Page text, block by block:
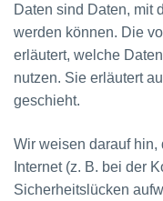
Daten sind Daten, mit
werden können. Die
erläutert, welche
nutzen. Sie erläutert
geschieht.
Wir weisen darauf
Internet (z. B. bei der
Sicherheitslücken